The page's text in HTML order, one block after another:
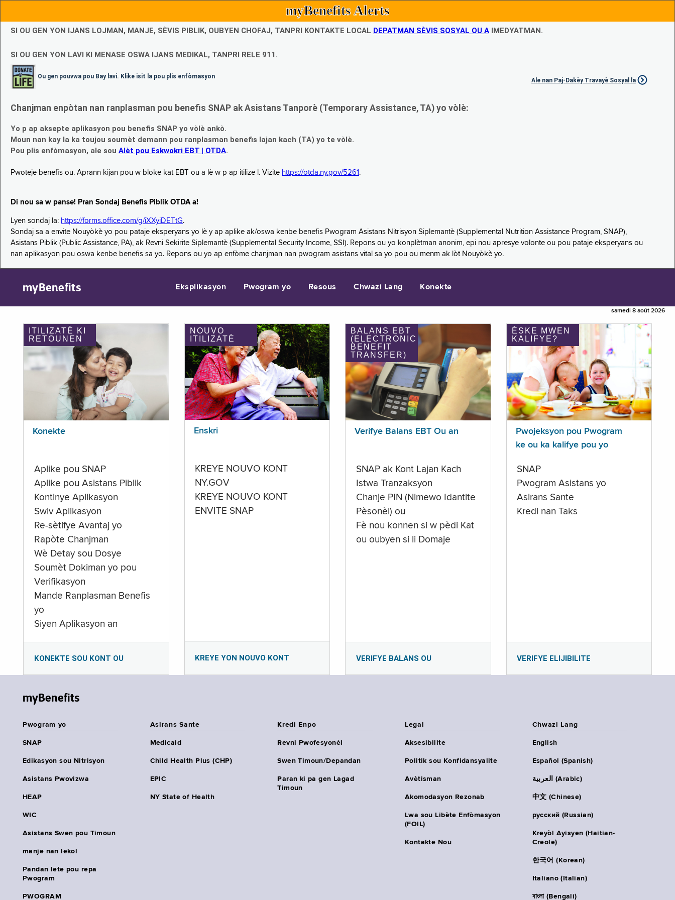
myBenefits Alerts
SI OU GEN YON IJANS LOJMAN, MANJE, SÈVIS PIBLIK, OUBYEN CHOFAJ, TANPRI KONTAKTE LOCAL DEPATMAN SÈVIS SOSYAL OU A IMEDYATMAN.
SI OU GEN YON LAVI KI MENASE OSWA IJANS MEDIKAL, TANPRI RELE 911.
Ou gen pouvwa pou Bay lavi. Klike isit la pou plis enfòmasyon
Ale nan Paj-Dakèy Travayè Sosyal la
Chanjman enpòtan nan ranplasman pou benefis SNAP ak Asistans Tanporè (Temporary Assistance, TA) yo vòlè:
Yo p ap aksepte aplikasyon pou benefis SNAP yo vòlè ankò.
Moun nan kay la ka toujou soumèt demann pou ranplasman benefis lajan kach (TA) yo te vòlè.
Pou plis enfòmasyon, ale sou Alèt pou Eskwokri EBT | OTDA.
Pwoteje benefis ou. Aprann kijan pou w bloke kat EBT ou a lè w p ap itilize l. Vizite https://otda.ny.gov/5261 .
Di nou sa w panse! Pran Sondaj Benefis Piblik OTDA a!
Lyen sondaj la: https://forms.office.com/g/iXXyiDETtG.
Sondaj sa a envite Nouyòkè yo pou pataje eksperyans yo lè y ap aplike ak/oswa kenbe benefis Pwogram Asistans Nitrisyon Siplemantè (Supplemental Nutrition Assistance Program, SNAP),
Asistans Piblik (Public Assistance, PA), ak Revni Sekirite Siplemantè (Supplemental Security Income, SSI). Repons ou yo konplètman anonim, epi nou apresye volonte ou pou pataje eksperyans ou
nan aplikasyon pou oswa kenbe benefis sa yo. Repons ou yo ap enfòme chanjman nan pwogram asistans vital sa yo pou ou menm ak lòt Nouyòkè yo.
myBenefits Eksplikasyon Pwogram yo Resous Chwazi Lang Konekte
samedi 8 août 2026
ITILIZATÈ KI
RETOUNEN
Konekte
Aplike pou SNAP
Aplike pou Asistans Piblik
Kontinye Aplikasyon
Swiv Aplikasyon
Re-sètifye Avantaj yo
Rapòte Chanjman
Wè Detay sou Dosye
Soumèt Dokiman yo pou
Verifikasyon
Mande Ranplasman Benefis
yo
Siyen Aplikasyon an
KONEKTE SOU KONT OU
NOUVO
ITILIZATÈ
Enskri
KREYE NOUVO KONT
NY.GOV
KREYE NOUVO KONT
ENVITE SNAP
KREYE YON NOUVO KONT
BALANS EBT
(ELECTRONIC
BENEFIT
TRANSFER)
Verifye Balans EBT Ou an
SNAP ak Kont Lajan Kach
Istwa Tranzaksyon
Chanje PIN (Nimewo Idantite
Pèsonèl) ou
Fè nou konnen si w pèdi Kat
ou oubyen si li Domaje
VERIFYE BALANS OU
ÈSKE MWEN
KALIFYE?
Pwojeksyon pou Pwogram
ke ou ka kalifye pou yo
SNAP
Pwogram Asistans yo
Asirans Sante
Kredi nan Taks
VERIFYE ELIJIBILITE
myBenefits
Pwogram yo
SNAP
Edikasyon sou Nitrisyon
Asistans Pwovizwa
HEAP
WIC
Asistans Swen pou Timoun
manje nan lekol
Pandan lete pou repa
Pwogram
PWOGRAM
Asirans Sante
Medicaid
Child Health Plus (CHP)
EPIC
NY State of Health
Kredi Enpo
Revni Pwofesyonèl
Swen Timoun/Depandan
Paran ki pa gen Lagad
Timoun
Legal
Aksesibilite
Politik sou Konfidansyalite
Avètisman
Akomodasyon Rezonab
Lwa sou Libète Enfòmasyon
(FOIL)
Kontakte Nou
Chwazi Lang
English
Español (Spanish)
العربية (Arabic)
中文 (Chinese)
русский (Russian)
Kreyòl Ayisyen (Haitian-
Creole)
한국어 (Korean)
Italiano (Italian)
বাংলা (Bengali)